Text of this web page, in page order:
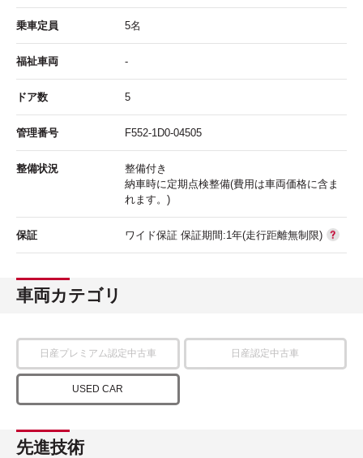
乗車定員 5名
福祉車両 -
ドア数 5
管理番号 F552-1D0-04505
整備状況
整備付き
納車時に定期点検整備(費用は車両価格に含ま
れます。)
保証 ワイド保証 保証期間:1年(走行距離無制限)
車両カテゴリ
日産プレミアム認定中古車 日産認定中古車
USED CAR
先進技術